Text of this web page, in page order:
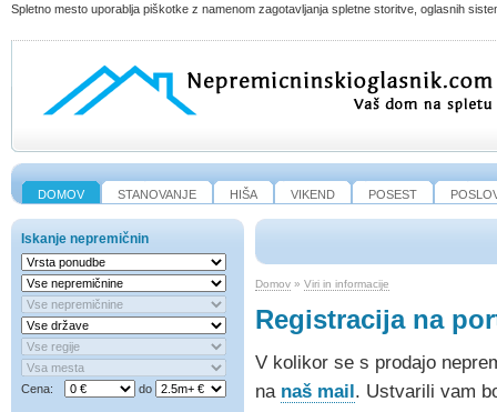
Spletno mesto uporablja piškotke z namenom zagotavljanja spletne storitve, oglasnih
DOMOV STANOVANJE HIŠA VIKEND POSEST
Iskanje nepremičnin
Cena: do
Domov » Viri in informacije
Registracija na
V kolikor se s prodajo
na naš mail. Ustvarili vam